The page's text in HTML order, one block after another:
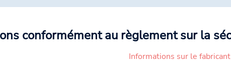
conformément au règlement sur la
Informations sur le fabricant